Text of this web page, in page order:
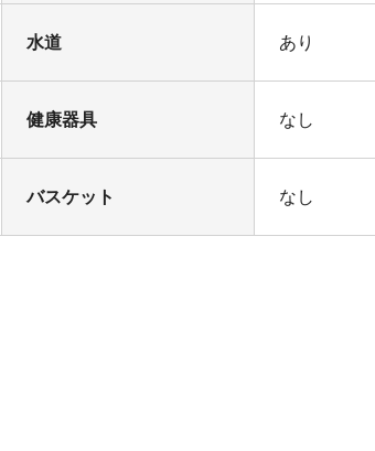
水道 あり
健康器具 なし
バスケット なし